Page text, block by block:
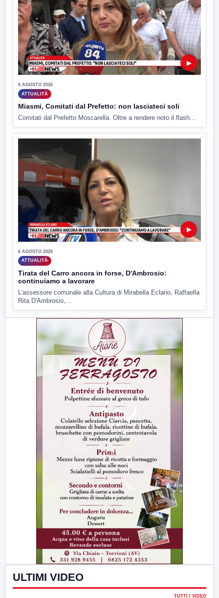
▶
6 AGOSTO 2026
ATTUALITÀ
Miasmi, Comitati dal Prefetto: non lasciateci soli
Comitati dal Prefetto Moscarella. Oltre a rendere noto il flash...
▶
6 AGOSTO 2026
ATTUALITÀ
Tirata del Carro ancora in forse, D'Ambrosio:
continuiamo a lavorare
L'assessore comunale alla Cultura di Mirabella Eclano, Raffaella
Rita D'Ambrosio,...
ULTIMI VIDEO
TUTTI I VIDEO